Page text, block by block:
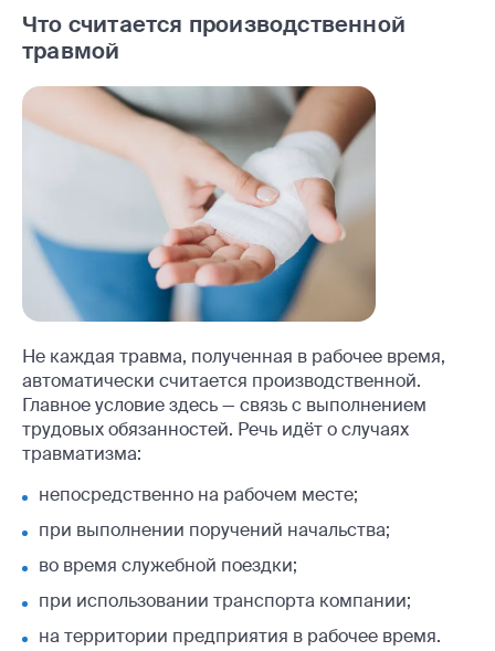
Что считается производственной
травмой
Не каждая травма, полученная в рабочее время,
автоматически считается производственной.
Главное условие здесь — связь с выполнением
трудовых обязанностей. Речь идёт о случаях
травматизма:
непосредственно на рабочем месте;
при выполнении поручений начальства;
во время служебной поездки;
при использовании транспорта компании;
на территории предприятия в рабочее время.